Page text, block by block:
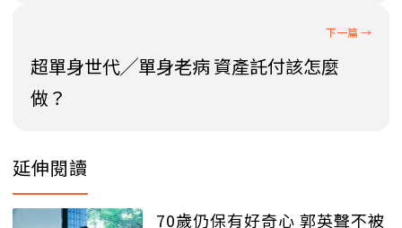
超單身世代╱單身老病 資產託付該怎麼
做？
延伸閱讀
70歲仍保有好奇心 郭英聲不被